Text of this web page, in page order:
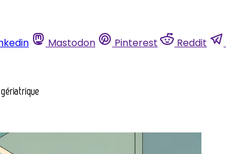
Mastodon Pinterest Reddit